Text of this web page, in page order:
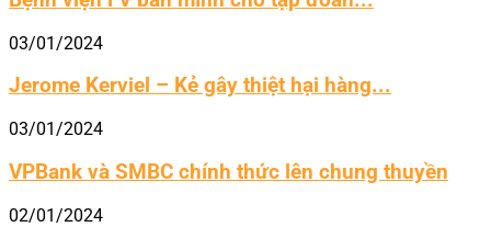
03/01/2024
Jerome Kerviel – Kẻ gây thiệt hại hàng...
03/01/2024
VPBank và SMBC chính thức lên chung thuyền
02/01/2024